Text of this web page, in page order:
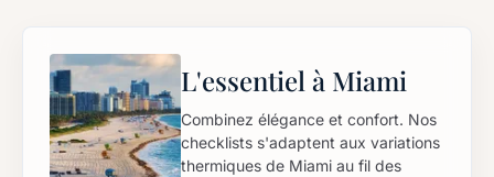
L'essentiel à Miami
Combinez élégance et confort. Nos
checklists s'adaptent aux variations
thermiques de Miami au fil des